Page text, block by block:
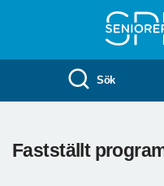
Sök
Fastställt